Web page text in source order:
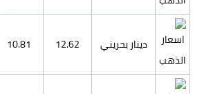
دينار بحريني 12.62
10.81